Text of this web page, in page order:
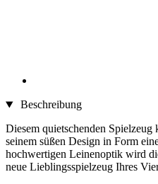
Beschreibung
Diesem quietschenden
seinem süßen Design in Form
hochwertigen Leinenoptik wird
neue Lieblingsspielzeug Ihres